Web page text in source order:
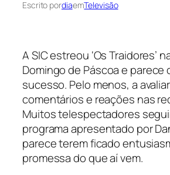
Escrito pordiaemTelevisão
A SIC estreou ‘Os Traidores’
Domingo de Páscoa e parece
sucesso. Pelo menos, a
comentários e reações nas
Muitos telespectadores
programa apresentado por
parece terem ficado
promessa do que aí vem.